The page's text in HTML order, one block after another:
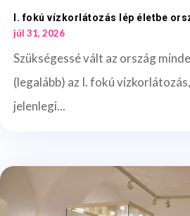
I. fokú vízkorlátozás lép életbe
júl 31, 2026
Szükségessé vált az ország
(legalább) az I. fokú
jelenlegi...